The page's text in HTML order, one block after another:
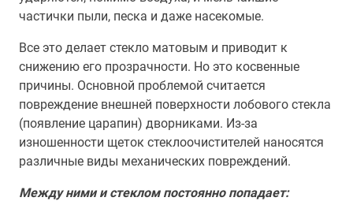
частички пыли, песка и даже насекомые.
Все это делает стекло матовым и приводит к
снижению его прозрачности. Но это косвенные
причины. Основной проблемой считается
повреждение внешней поверхности лобового стекла
(появление царапин) дворниками. Из-за
изношенности щеток стеклоочистителей наносятся
различные виды механических повреждений.
Между ними и стеклом постоянно попадает: